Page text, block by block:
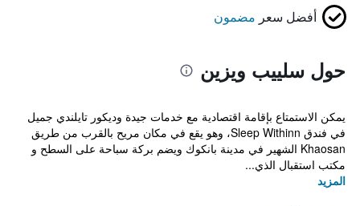
أفضل سعر مضمون
حول سلييب ويزين
يمكن الاستمتاع بإقامة اقتصادية مع خدمات جيدة وديكور تايلندي جميل
في فندق Sleep Withinn، وهو يقع في مكان مريح بالقرب من طريق
Khaosan الشهير في مدينة بانكوك ويضم بركة سباحة على السطح و
مكتب استقبال الذي...
المزيد